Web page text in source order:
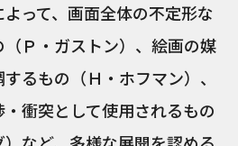
って、画面全体の不定形な
Ｐ・ガストン）、絵画の媒
るもの（Ｈ・ホフマン）、
衝突として使用されるもの